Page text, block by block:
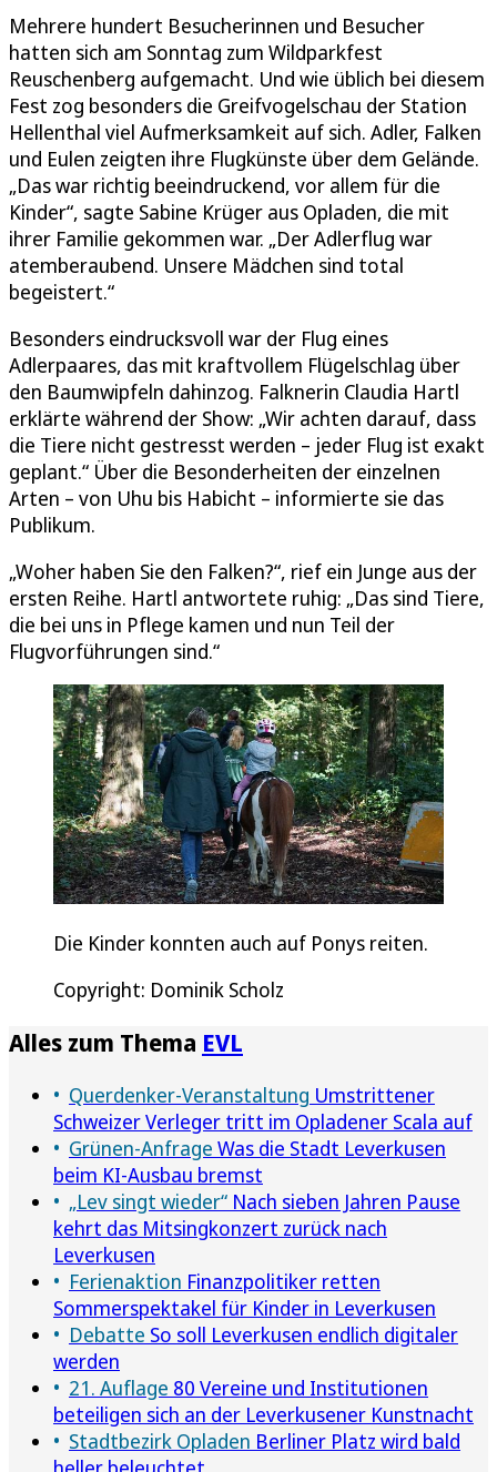
Mehrere hundert Besucherinnen und Besucher
hatten sich am Sonntag zum Wildparkfest
Reuschenberg aufgemacht. Und wie üblich bei diesem
Fest zog besonders die Greifvogelschau der Station
Hellenthal viel Aufmerksamkeit auf sich. Adler, Falken
und Eulen zeigten ihre Flugkünste über dem Gelände.
„Das war richtig beeindruckend, vor allem für die
Kinder“, sagte Sabine Krüger aus Opladen, die mit
ihrer Familie gekommen war. „Der Adlerflug war
atemberaubend. Unsere Mädchen sind total
begeistert.“
Besonders eindrucksvoll war der Flug eines
Adlerpaares, das mit kraftvollem Flügelschlag über
den Baumwipfeln dahinzog. Falknerin Claudia Hartl
erklärte während der Show: „Wir achten darauf, dass
die Tiere nicht gestresst werden – jeder Flug ist exakt
geplant.“ Über die Besonderheiten der einzelnen
Arten – von Uhu bis Habicht – informierte sie das
Publikum.
„Woher haben Sie den Falken?“, rief ein Junge aus der
ersten Reihe. Hartl antwortete ruhig: „Das sind Tiere,
die bei uns in Pflege kamen und nun Teil der
Flugvorführungen sind.“
Die Kinder konnten auch auf Ponys reiten.
Copyright: Dominik Scholz
Alles zum Thema EVL
Querdenker-Veranstaltung Umstrittener
Schweizer Verleger tritt im Opladener Scala auf
Grünen-Anfrage Was die Stadt Leverkusen
beim KI-Ausbau bremst
„Lev singt wieder“ Nach sieben Jahren Pause
kehrt das Mitsingkonzert zurück nach
Leverkusen
Ferienaktion Finanzpolitiker retten
Sommerspektakel für Kinder in Leverkusen
Debatte So soll Leverkusen endlich digitaler
werden
21. Auflage 80 Vereine und Institutionen
beteiligen sich an der Leverkusener Kunstnacht
Stadtbezirk Opladen Berliner Platz wird bald